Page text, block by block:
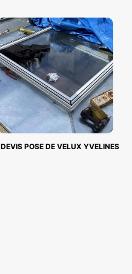
DEVIS POSE DE VELUX YVELINES